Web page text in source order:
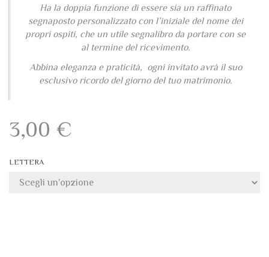
Ha la doppia funzione di essere sia un raffinato
segnaposto personalizzato con l’iniziale del nome dei
propri ospiti, che un utile segnalibro da portare con se
al termine del ricevimento.
Abbina eleganza e praticità, ogni invitato avrà il suo
esclusivo ricordo del giorno del tuo matrimonio.
3,00 €
LETTERA